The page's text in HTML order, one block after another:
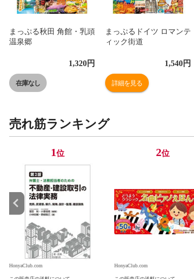
まっぷる秋田 角館・乳頭
温泉郷
1,320円
在庫なし
まっぷるドイツ ロマンテ
ィック街道
1,540円
詳細を見る
売れ筋ランキング
1位
HonyaClub.com
2位
HonyaClub.com